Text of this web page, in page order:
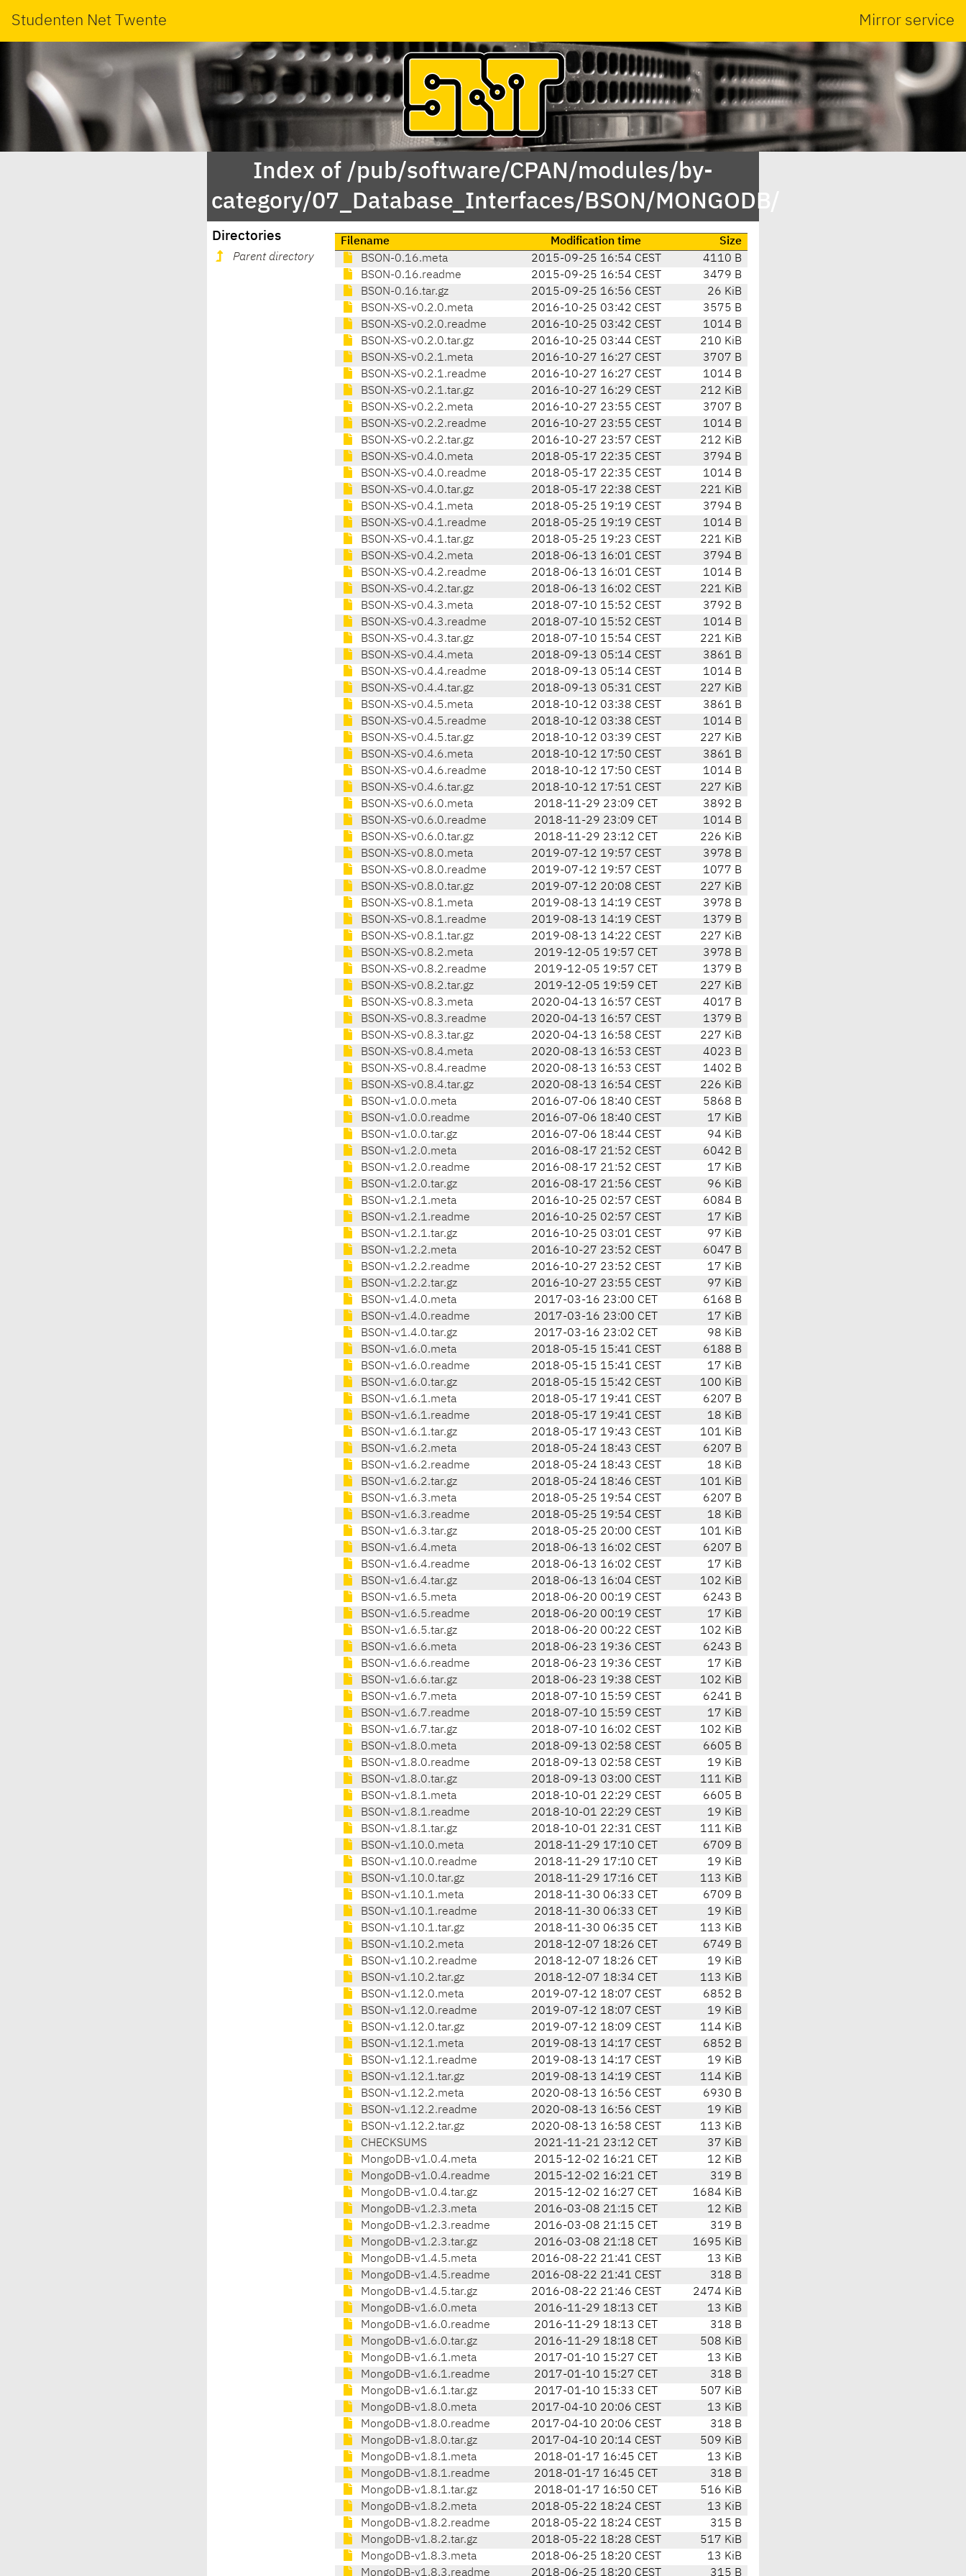
Studenten Net Twente Mirror service
Index of /pub/software/CPAN/modules/by-
category/07_Database_Interfaces/BSON/MONGODB/
Directories
Parent directory
Filename Modification time
Size
BSON-0.16.meta
2015-09-25 16:54 CEST
4110 B
BSON-0.16.readme
2015-09-25 16:54 CEST
3479 B
BSON-0.16.tar.gz
2015-09-25 16:56 CEST
26 KiB
BSON-XS-v0.2.0.meta
2016-10-25 03:42 CEST
3575 B
BSON-XS-v0.2.0.readme
2016-10-25 03:42 CEST
1014 B
BSON-XS-v0.2.0.tar.gz
2016-10-25 03:44 CEST
210 KiB
BSON-XS-v0.2.1.meta
2016-10-27 16:27 CEST
3707 B
BSON-XS-v0.2.1.readme
2016-10-27 16:27 CEST
1014 B
BSON-XS-v0.2.1.tar.gz
2016-10-27 16:29 CEST
212 KiB
BSON-XS-v0.2.2.meta
2016-10-27 23:55 CEST
3707 B
BSON-XS-v0.2.2.readme
2016-10-27 23:55 CEST
1014 B
BSON-XS-v0.2.2.tar.gz
2016-10-27 23:57 CEST
212 KiB
BSON-XS-v0.4.0.meta
2018-05-17 22:35 CEST
3794 B
BSON-XS-v0.4.0.readme
2018-05-17 22:35 CEST
1014 B
BSON-XS-v0.4.0.tar.gz
2018-05-17 22:38 CEST
221 KiB
BSON-XS-v0.4.1.meta
2018-05-25 19:19 CEST
3794 B
BSON-XS-v0.4.1.readme
2018-05-25 19:19 CEST
1014 B
BSON-XS-v0.4.1.tar.gz
2018-05-25 19:23 CEST
221 KiB
BSON-XS-v0.4.2.meta
2018-06-13 16:01 CEST
3794 B
BSON-XS-v0.4.2.readme
2018-06-13 16:01 CEST
1014 B
BSON-XS-v0.4.2.tar.gz
2018-06-13 16:02 CEST
221 KiB
BSON-XS-v0.4.3.meta
2018-07-10 15:52 CEST
3792 B
BSON-XS-v0.4.3.readme
2018-07-10 15:52 CEST
1014 B
BSON-XS-v0.4.3.tar.gz
2018-07-10 15:54 CEST
221 KiB
BSON-XS-v0.4.4.meta
2018-09-13 05:14 CEST
3861 B
BSON-XS-v0.4.4.readme
2018-09-13 05:14 CEST
1014 B
BSON-XS-v0.4.4.tar.gz
2018-09-13 05:31 CEST
227 KiB
BSON-XS-v0.4.5.meta
2018-10-12 03:38 CEST
3861 B
BSON-XS-v0.4.5.readme
2018-10-12 03:38 CEST
1014 B
BSON-XS-v0.4.5.tar.gz
2018-10-12 03:39 CEST
227 KiB
BSON-XS-v0.4.6.meta
2018-10-12 17:50 CEST
3861 B
BSON-XS-v0.4.6.readme
2018-10-12 17:50 CEST
1014 B
BSON-XS-v0.4.6.tar.gz
2018-10-12 17:51 CEST
227 KiB
BSON-XS-v0.6.0.meta
2018-11-29 23:09 CET
3892 B
BSON-XS-v0.6.0.readme
2018-11-29 23:09 CET
1014 B
BSON-XS-v0.6.0.tar.gz
2018-11-29 23:12 CET
226 KiB
BSON-XS-v0.8.0.meta
2019-07-12 19:57 CEST
3978 B
BSON-XS-v0.8.0.readme
2019-07-12 19:57 CEST
1077 B
BSON-XS-v0.8.0.tar.gz
2019-07-12 20:08 CEST
227 KiB
BSON-XS-v0.8.1.meta
2019-08-13 14:19 CEST
3978 B
BSON-XS-v0.8.1.readme
2019-08-13 14:19 CEST
1379 B
BSON-XS-v0.8.1.tar.gz
2019-08-13 14:22 CEST
227 KiB
BSON-XS-v0.8.2.meta
2019-12-05 19:57 CET
3978 B
BSON-XS-v0.8.2.readme
2019-12-05 19:57 CET
1379 B
BSON-XS-v0.8.2.tar.gz
2019-12-05 19:59 CET
227 KiB
BSON-XS-v0.8.3.meta
2020-04-13 16:57 CEST
4017 B
BSON-XS-v0.8.3.readme
2020-04-13 16:57 CEST
1379 B
BSON-XS-v0.8.3.tar.gz
2020-04-13 16:58 CEST
227 KiB
BSON-XS-v0.8.4.meta
2020-08-13 16:53 CEST
4023 B
BSON-XS-v0.8.4.readme
2020-08-13 16:53 CEST
1402 B
BSON-XS-v0.8.4.tar.gz
2020-08-13 16:54 CEST
226 KiB
BSON-v1.0.0.meta
2016-07-06 18:40 CEST
5868 B
BSON-v1.0.0.readme
2016-07-06 18:40 CEST
17 KiB
BSON-v1.0.0.tar.gz
2016-07-06 18:44 CEST
94 KiB
BSON-v1.2.0.meta
2016-08-17 21:52 CEST
6042 B
BSON-v1.2.0.readme
2016-08-17 21:52 CEST
17 KiB
BSON-v1.2.0.tar.gz
2016-08-17 21:56 CEST
96 KiB
BSON-v1.2.1.meta
2016-10-25 02:57 CEST
6084 B
BSON-v1.2.1.readme
2016-10-25 02:57 CEST
17 KiB
BSON-v1.2.1.tar.gz
2016-10-25 03:01 CEST
97 KiB
BSON-v1.2.2.meta
2016-10-27 23:52 CEST
6047 B
BSON-v1.2.2.readme
2016-10-27 23:52 CEST
17 KiB
BSON-v1.2.2.tar.gz
2016-10-27 23:55 CEST
97 KiB
BSON-v1.4.0.meta
2017-03-16 23:00 CET
6168 B
BSON-v1.4.0.readme
2017-03-16 23:00 CET
17 KiB
BSON-v1.4.0.tar.gz
2017-03-16 23:02 CET
98 KiB
BSON-v1.6.0.meta
2018-05-15 15:41 CEST
6188 B
BSON-v1.6.0.readme
2018-05-15 15:41 CEST
17 KiB
BSON-v1.6.0.tar.gz
2018-05-15 15:42 CEST
100 KiB
BSON-v1.6.1.meta
2018-05-17 19:41 CEST
6207 B
BSON-v1.6.1.readme
2018-05-17 19:41 CEST
18 KiB
BSON-v1.6.1.tar.gz
2018-05-17 19:43 CEST
101 KiB
BSON-v1.6.2.meta
2018-05-24 18:43 CEST
6207 B
BSON-v1.6.2.readme
2018-05-24 18:43 CEST
18 KiB
BSON-v1.6.2.tar.gz
2018-05-24 18:46 CEST
101 KiB
BSON-v1.6.3.meta
2018-05-25 19:54 CEST
6207 B
BSON-v1.6.3.readme
2018-05-25 19:54 CEST
18 KiB
BSON-v1.6.3.tar.gz
2018-05-25 20:00 CEST
101 KiB
BSON-v1.6.4.meta
2018-06-13 16:02 CEST
6207 B
BSON-v1.6.4.readme
2018-06-13 16:02 CEST
17 KiB
BSON-v1.6.4.tar.gz
2018-06-13 16:04 CEST
102 KiB
BSON-v1.6.5.meta
2018-06-20 00:19 CEST
6243 B
BSON-v1.6.5.readme
2018-06-20 00:19 CEST
17 KiB
BSON-v1.6.5.tar.gz
2018-06-20 00:22 CEST
102 KiB
BSON-v1.6.6.meta
2018-06-23 19:36 CEST
6243 B
BSON-v1.6.6.readme
2018-06-23 19:36 CEST
17 KiB
BSON-v1.6.6.tar.gz
2018-06-23 19:38 CEST
102 KiB
BSON-v1.6.7.meta
2018-07-10 15:59 CEST
6241 B
BSON-v1.6.7.readme
2018-07-10 15:59 CEST
17 KiB
BSON-v1.6.7.tar.gz
2018-07-10 16:02 CEST
102 KiB
BSON-v1.8.0.meta
2018-09-13 02:58 CEST
6605 B
BSON-v1.8.0.readme
2018-09-13 02:58 CEST
19 KiB
BSON-v1.8.0.tar.gz
2018-09-13 03:00 CEST
111 KiB
BSON-v1.8.1.meta
2018-10-01 22:29 CEST
6605 B
BSON-v1.8.1.readme
2018-10-01 22:29 CEST
19 KiB
BSON-v1.8.1.tar.gz
2018-10-01 22:31 CEST
111 KiB
BSON-v1.10.0.meta
2018-11-29 17:10 CET
6709 B
BSON-v1.10.0.readme
2018-11-29 17:10 CET
19 KiB
BSON-v1.10.0.tar.gz
2018-11-29 17:16 CET
113 KiB
BSON-v1.10.1.meta
2018-11-30 06:33 CET
6709 B
BSON-v1.10.1.readme
2018-11-30 06:33 CET
19 KiB
BSON-v1.10.1.tar.gz
2018-11-30 06:35 CET
113 KiB
BSON-v1.10.2.meta
2018-12-07 18:26 CET
6749 B
BSON-v1.10.2.readme
2018-12-07 18:26 CET
19 KiB
BSON-v1.10.2.tar.gz
2018-12-07 18:34 CET
113 KiB
BSON-v1.12.0.meta
2019-07-12 18:07 CEST
6852 B
BSON-v1.12.0.readme
2019-07-12 18:07 CEST
19 KiB
BSON-v1.12.0.tar.gz
2019-07-12 18:09 CEST
114 KiB
BSON-v1.12.1.meta
2019-08-13 14:17 CEST
6852 B
BSON-v1.12.1.readme
2019-08-13 14:17 CEST
19 KiB
BSON-v1.12.1.tar.gz
2019-08-13 14:19 CEST
114 KiB
BSON-v1.12.2.meta
2020-08-13 16:56 CEST
6930 B
BSON-v1.12.2.readme
2020-08-13 16:56 CEST
19 KiB
BSON-v1.12.2.tar.gz
2020-08-13 16:58 CEST
113 KiB
CHECKSUMS
2021-11-21 23:12 CET
37 KiB
MongoDB-v1.0.4.meta
2015-12-02 16:21 CET
12 KiB
MongoDB-v1.0.4.readme
2015-12-02 16:21 CET
319 B
MongoDB-v1.0.4.tar.gz
2015-12-02 16:27 CET
1684 KiB
MongoDB-v1.2.3.meta
2016-03-08 21:15 CET
12 KiB
MongoDB-v1.2.3.readme
2016-03-08 21:15 CET
319 B
MongoDB-v1.2.3.tar.gz
2016-03-08 21:18 CET
1695 KiB
MongoDB-v1.4.5.meta
2016-08-22 21:41 CEST
13 KiB
MongoDB-v1.4.5.readme
2016-08-22 21:41 CEST
318 B
MongoDB-v1.4.5.tar.gz
2016-08-22 21:46 CEST
2474 KiB
MongoDB-v1.6.0.meta
2016-11-29 18:13 CET
13 KiB
MongoDB-v1.6.0.readme
2016-11-29 18:13 CET
318 B
MongoDB-v1.6.0.tar.gz
2016-11-29 18:18 CET
508 KiB
MongoDB-v1.6.1.meta
2017-01-10 15:27 CET
13 KiB
MongoDB-v1.6.1.readme
2017-01-10 15:27 CET
318 B
MongoDB-v1.6.1.tar.gz
2017-01-10 15:33 CET
507 KiB
MongoDB-v1.8.0.meta
2017-04-10 20:06 CEST
13 KiB
MongoDB-v1.8.0.readme
2017-04-10 20:06 CEST
318 B
MongoDB-v1.8.0.tar.gz
2017-04-10 20:14 CEST
509 KiB
MongoDB-v1.8.1.meta
2018-01-17 16:45 CET
13 KiB
MongoDB-v1.8.1.readme
2018-01-17 16:45 CET
318 B
MongoDB-v1.8.1.tar.gz
2018-01-17 16:50 CET
516 KiB
MongoDB-v1.8.2.meta
2018-05-22 18:24 CEST
13 KiB
MongoDB-v1.8.2.readme
2018-05-22 18:24 CEST
315 B
MongoDB-v1.8.2.tar.gz
2018-05-22 18:28 CEST
517 KiB
MongoDB-v1.8.3.meta
2018-06-25 18:20 CEST
13 KiB
MongoDB-v1.8.3.readme
2018-06-25 18:20 CEST 315 B